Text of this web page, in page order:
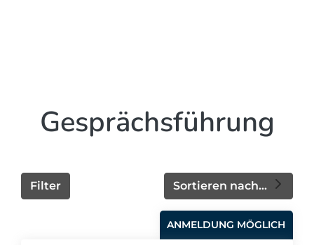
Gesprächsführung
Sortieren nach...
Filter
ANMELDUNG MÖGLICH